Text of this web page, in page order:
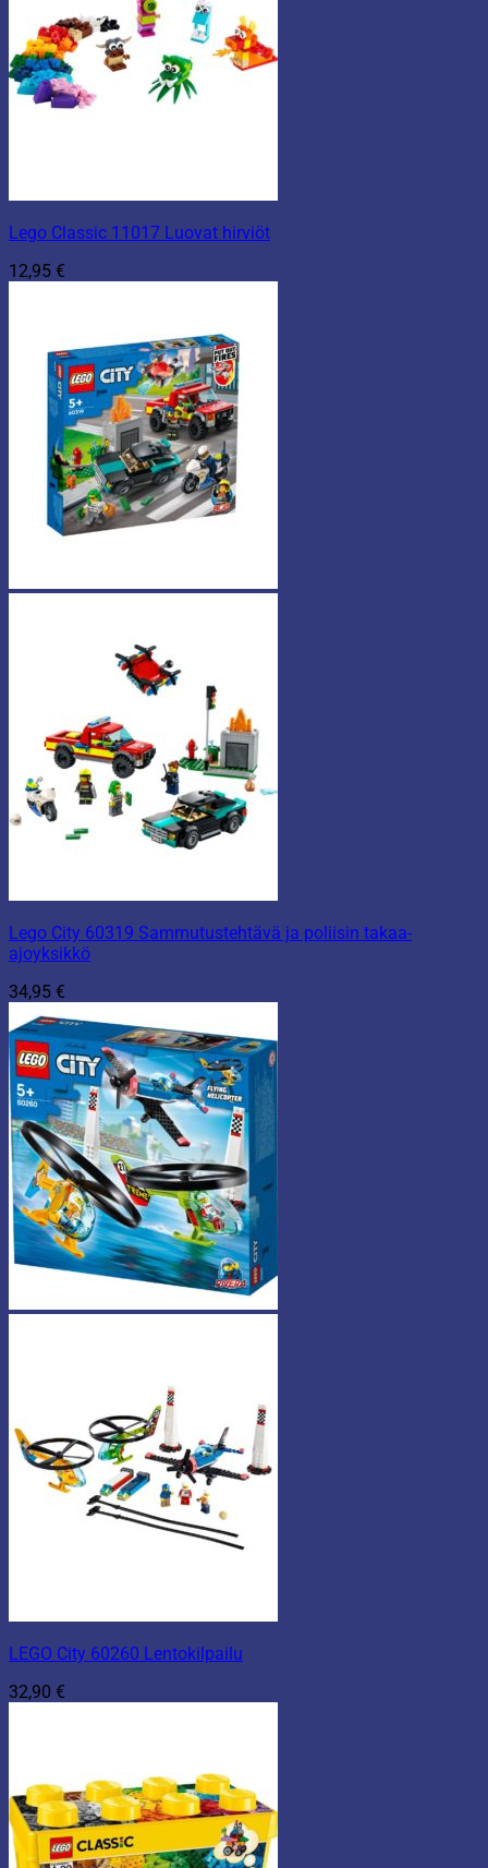
Lego Classic 11017 Luovat hirviöt
12,95 €
Lego City 60319 Sammutustehtävä ja poliisin takaa-
ajoyksikkö
34,95 €
LEGO City 60260 Lentokilpailu
32,90 €